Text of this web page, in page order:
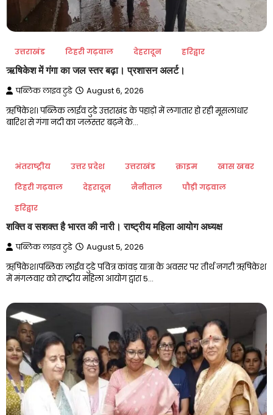
उत्तराखंड टिहरी गढ़वाल देहरादून हरिद्वार
ऋषिकेश में गंगा का जल स्तर बढ़ा। प्रशासन अलर्ट।
पब्लिक लाइव टुडे August 6, 2026
ऋषिकेश। पब्लिक लाईव टुडे उत्तराखंड के पहाड़ों में लगातार हो रही मूसलाधार
बारिश से गंगा नदी का जलस्तर बढ़ने के…
अंतराष्ट्रीय उत्तर प्रदेश उत्तराखंड क्राइम
खास खबर
टिहरी गढ़वाल
देहरादून नैनीताल
पौड़ी गढ़वाल
हरिद्वार
शक्ति व सशक्त है भारत की नारी। राष्ट्रीय महिला आयोग अध्यक्ष
पब्लिक लाइव टुडे August 5, 2026
ऋषिकेश।पब्लिक लाईव टुडे पवित्र कांवड़ यात्रा के अवसर पर तीर्थ नगरी ऋषिकेश
में मंगलवार को राष्ट्रीय महिला आयोग द्वारा 5…